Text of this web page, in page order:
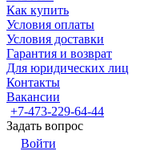
Как купить
Условия оплаты
Условия доставки
Гарантия и возврат
Для юридических лиц
Контакты
Вакансии
+7-473-229-64-44
Задать вопрос
Войти